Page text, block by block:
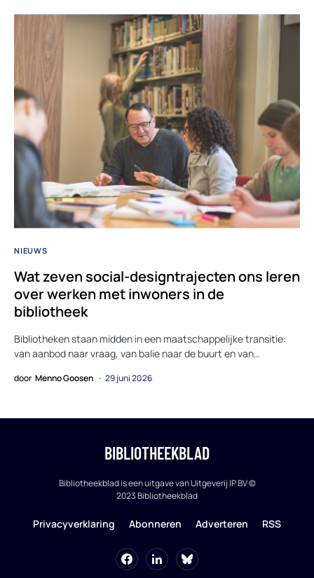
NIEUWS
Wat zeven social-designtrajecten ons leren
over werken met inwoners in de
bibliotheek
Bibliotheken staan midden in een maatschappelijke transitie:
van aanbod naar vraag, van balie naar de buurt en van…
door Menno Goosen 29 juni 2026
BIBLIOTHEEKBLAD
Bibliotheekblad is een uitgave van Uitgeverij IP BV ©
2023 Bibliotheekblad
Privacyverklaring Abonneren Adverteren RSS